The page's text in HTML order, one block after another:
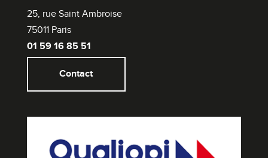
25, rue Saint Ambroise
75011 Paris
01 59 16 85 51
Contact